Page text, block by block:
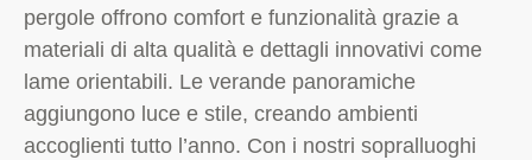
pergole offrono comfort e funzionalità grazie a
materiali di alta qualità e dettagli innovativi come
lame orientabili. Le verande panoramiche
aggiungono luce e stile, creando ambienti
accoglienti tutto l’anno. Con i nostri sopralluoghi